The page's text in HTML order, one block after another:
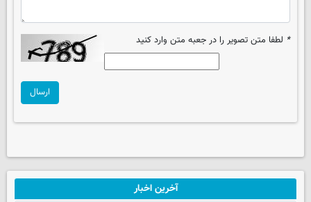
* لطفا متن تصویر را در جعبه متن وارد کنید
ارسال
آخرین اخبار